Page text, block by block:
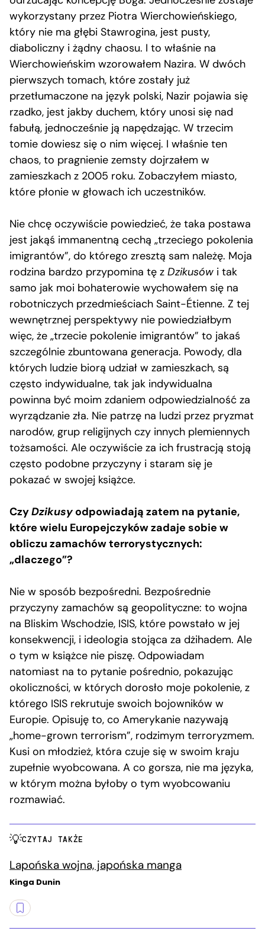
wykorzystany przez Piotra Wierchowieńskiego,
który nie ma głębi Stawrogina, jest pusty,
diaboliczny i żądny chaosu. I to właśnie na
Wierchowieńskim wzorowałem Nazira. W dwóch
pierwszych tomach, które zostały już
przetłumaczone na język polski, Nazir pojawia się
rzadko, jest jakby duchem, który unosi się nad
fabułą, jednocześnie ją napędzając. W trzecim
tomie dowiesz się o nim więcej. I właśnie ten
chaos, to pragnienie zemsty dojrzałem w
zamieszkach z 2005 roku. Zobaczyłem miasto,
które płonie w głowach ich uczestników.
Nie chcę oczywiście powiedzieć, że taka postawa
jest jakąś immanentną cechą „trzeciego pokolenia
imigrantów”, do którego zresztą sam należę. Moja
rodzina bardzo przypomina tę z Dzikusów i tak
samo jak moi bohaterowie wychowałem się na
robotniczych przedmieściach Saint-Étienne. Z tej
wewnętrznej perspektywy nie powiedziałbym
więc, że „trzecie pokolenie imigrantów” to jakaś
szczególnie zbuntowana generacja. Powody, dla
których ludzie biorą udział w zamieszkach, są
często indywidualne, tak jak indywidualna
powinna być moim zdaniem odpowiedzialność za
wyrządzanie zła. Nie patrzę na ludzi przez pryzmat
narodów, grup religijnych czy innych plemiennych
tożsamości. Ale oczywiście za ich frustracją stoją
często podobne przyczyny i staram się je
pokazać w swojej książce.
CzyDzikusy odpowiadają zatem na pytanie,
które wielu Europejczyków zadaje sobie w
obliczu zamachów terrorystycznych:
„dlaczego”?
Nie w sposób bezpośredni. Bezpośrednie
przyczyny zamachów są geopolityczne: to wojna
na Bliskim Wschodzie, ISIS, które powstało w jej
konsekwencji, i ideologia stojąca za dżihadem. Ale
o tym w książce nie piszę. Odpowiadam
natomiast na to pytanie pośrednio, pokazując
okoliczności, w których dorosło moje pokolenie, z
którego ISIS rekrutuje swoich bojowników w
Europie. Opisuję to, co Amerykanie nazywają
„home-grown terrorism”, rodzimym terroryzmem.
Kusi on młodzież, która czuje się w swoim kraju
zupełnie wyobcowana. A co gorsza, nie ma języka,
w którym można byłoby o tym wyobcowaniu
rozmawiać.
CZYTAJ TAKŻE
Lapońska wojna, japońska manga
Kinga Dunin